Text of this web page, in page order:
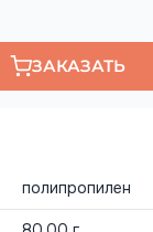
ЗАКАЗАТЬ
полипропилен